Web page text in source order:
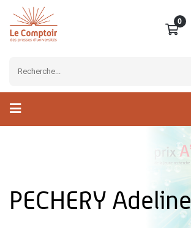
0
PECHERY Adeline